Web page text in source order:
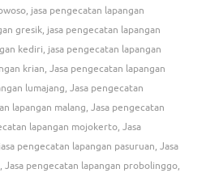
, jasa pengecatan lapangan
gresik, jasa pengecatan lapangan
kediri, jasa pengecatan lapangan
krian, Jasa pengecatan lapangan
lumajang, Jasa pengecatan
lapangan malang, Jasa pengecatan
lapangan mojokerto, Jasa
jasa pengecatan lapangan pasuruan, Jasa
, Jasa pengecatan lapangan probolinggo,